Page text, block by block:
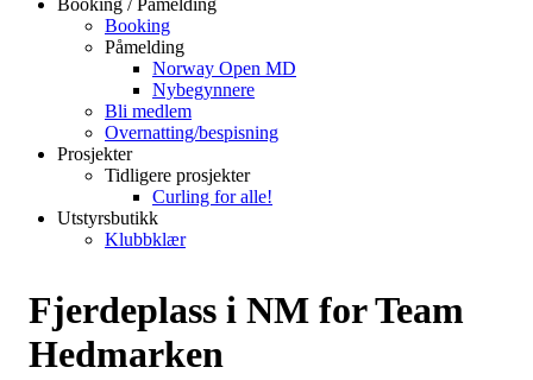
Booking / Påmelding
Booking
Påmelding
Norway Open MD
Nybegynnere
Bli medlem
Overnatting/bespisning
Prosjekter
Tidligere prosjekter
Curling for alle!
Utstyrsbutikk
Klubbklær
Fjerdeplass i NM for Team
Hedmarken